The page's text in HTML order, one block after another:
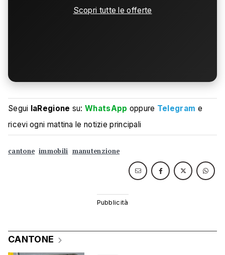
Scopri tutte le offerte
Segui laRegione su:WhatsApp oppure Telegram e
ricevi ogni mattina le notizie principali
cantone immobili manutenzione
CANTONE